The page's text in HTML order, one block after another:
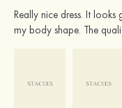
Really nice dress. It
my body shape. The